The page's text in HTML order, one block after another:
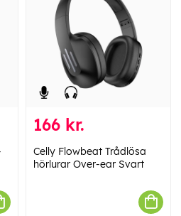
166 kr.
Celly Flowbeat Trådlösa
hörlurar Over-ear Svart